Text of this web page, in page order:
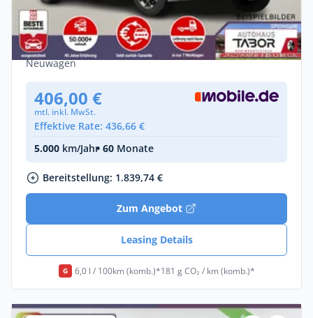
Opel Zafira 2.2 D 180 AT8 L Edition Nav
AHK Kam Temp
Diesel • Automatik •
179 PS (132 kW)
Neuwagen
406,00 €
mtl. inkl. MwSt.
Effektive Rate: 436,66 €
5.000 km/Jahr• 60 Monate
Bereitstellung: 1.839,74 €
Zum Angebot
Leasing Details
G 6,0 l / 100km (komb.)*181 g CO₂ / km (komb.)*